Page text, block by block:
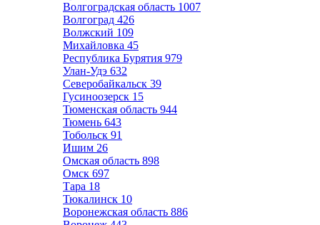
Волгоградская область 1007
Волгоград 426
Волжский 109
Михайловка 45
Республика Бурятия 979
Улан-Удэ 632
Северобайкальск 39
Гусиноозерск 15
Тюменская область 944
Тюмень 643
Тобольск 91
Ишим 26
Омская область 898
Омск 697
Тара 18
Тюкалинск 10
Воронежская область 886